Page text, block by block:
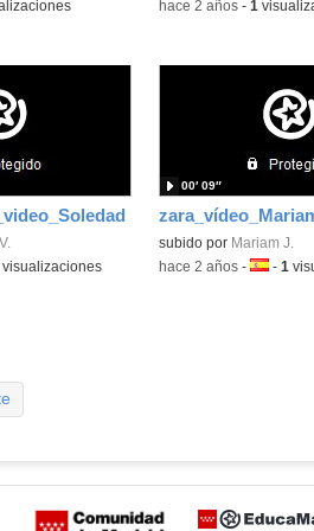
-hace 2 años- 1
visualizaciones
subido por Mariam J.
00′ 09″
-hace 2 años- Idioma:
- 1